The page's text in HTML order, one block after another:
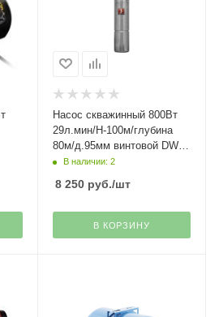
Насос скважинный 800Вт
29л.мин/Н-100м/глубина
80м/д.95мм винтовой DWS-
4-100 Denzel(28)
В наличии: 2
8 250руб./шт
В КОРЗИНУ